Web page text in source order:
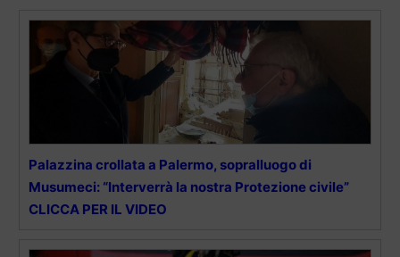
Palazzina crollata a Palermo, sopralluogo di
Musumeci: “Interverrà la nostra Protezione civile”
CLICCA PER IL VIDEO